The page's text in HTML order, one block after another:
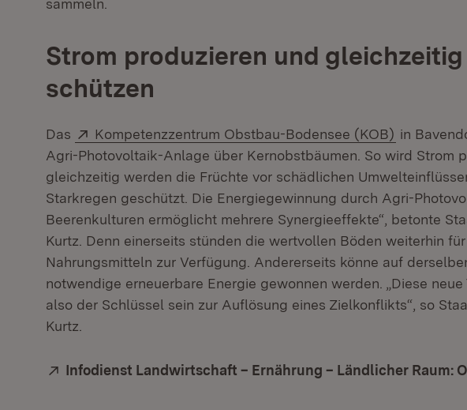
sammeln.
Strom produzieren und
schützen
Das Extern:
Kompetenzzentrum Obstbau-Bodensee (KOB) (Öffnet in
in
Agri-Photovoltaik-Anlage über Kernobstbäumen. So wird Strom
gleichzeitig werden die Früchte vor schädlichen
Starkregen geschützt. Die Energiegewinnung durch Agri-
Beerenkulturen ermöglicht mehrere Synergieeffekte“, betonte
Kurtz. Denn einerseits stünden die wertvollen Böden weiterhin
Nahrungsmitteln zur Verfügung. Andererseits könne auf
notwendige erneuerbare Energie gewonnen werden. „Diese
also der Schlüssel sein zur Auflösung eines Zielkonflikts“, so
Kurtz.
Extern:
Infodienst Landwirtschaft – Ernährung – Ländlicher Raum: